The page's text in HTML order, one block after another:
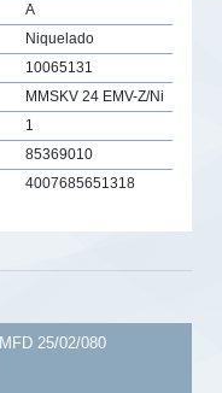
A
Niquelado
10065131
MMSKV 24 EMV-Z/Ni
1
85369010
4007685651318
MFD 25/02/080